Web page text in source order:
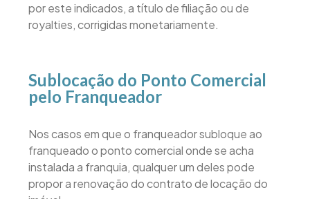
por este indicados, a título de filiação ou de
royalties, corrigidas monetariamente.
Sublocação do Ponto Comercial
pelo Franqueador
Nos casos em que o franqueador subloque ao
franqueado o ponto comercial onde se acha
instalada a franquia, qualquer um deles pode
propor a renovação do contrato de locação do